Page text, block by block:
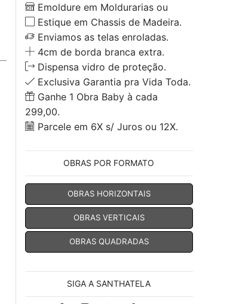
Emoldure em Moldurarias ou
Estique em Chassis de Madeira.
Enviamos as telas enroladas.
4cm de borda branca extra.
Dispensa vidro de proteção.
Exclusiva Garantia pra Vida Toda.
Ganhe 1 Obra Baby à cada
299,00.
Parcele em 6X s/ Juros ou 12X.
OBRAS POR FORMATO
OBRAS HORIZONTAIS
OBRAS VERTICAIS
OBRAS QUADRADAS
SIGA A SANTHATELA